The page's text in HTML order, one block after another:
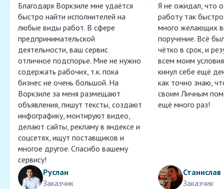
Благодаря Воркзиле мне удаётся
быстро найти исполнителей на
любые виды работ. В сфере
предпринимательской
деятельности, ваш сервис
отличное подспорье. Мне не нужно
содержать рабочих, т.к. пока
бизнес не очень большой. На
Воркзиле за меня размещают
объявления, пишут тексты, создают
инфографику, монтируют видео,
делают сайты, рекламу в яндексе и
соцсетях, ищут поставщиков и
многое другое. Спасибо вашему
сервису!
Руслан
Заказчик
Я не ожидал, что
работу так
много желающих
поручение. Всё
чётко в срок, и
всем моим
кинул себе ещё
как точно знаю,
своим Личным
ещё много раз!
Станислав
Заказчик